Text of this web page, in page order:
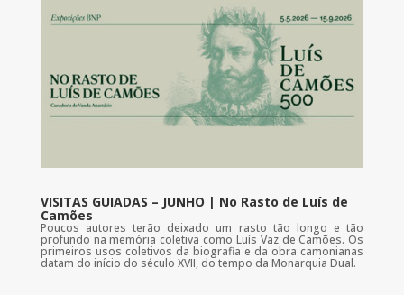
VISITAS GUIADAS – JUNHO | No Rasto de Luís de
Camões
Poucos autores terão deixado um rasto tão longo e tão
profundo na memória coletiva como Luís Vaz de Camões. Os
primeiros usos coletivos da biografia e da obra camonianas
datam do início do século XVII, do tempo da Monarquia Dual.